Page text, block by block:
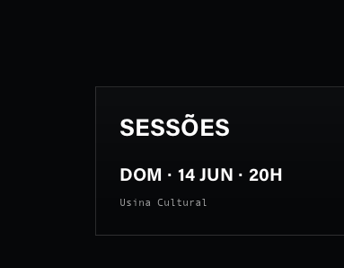
SESSÕES
DOM · 14 JUN · 20H
Usina Cultural